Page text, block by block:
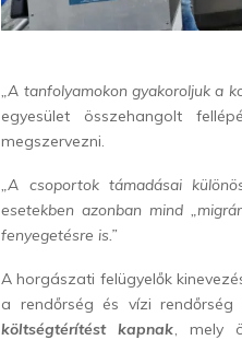
„A tanfolyamokon gyakoroljuk a
egyesület összehangolt
megszervezni.
„A csoportok támadásai
esetekben azonban mind
fenyegetésre is.”
A horgászati felügyelők
a rendőrség és vízi
költségtérítést kapnak, mely